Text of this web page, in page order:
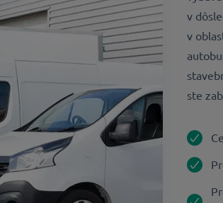
v
v
ste